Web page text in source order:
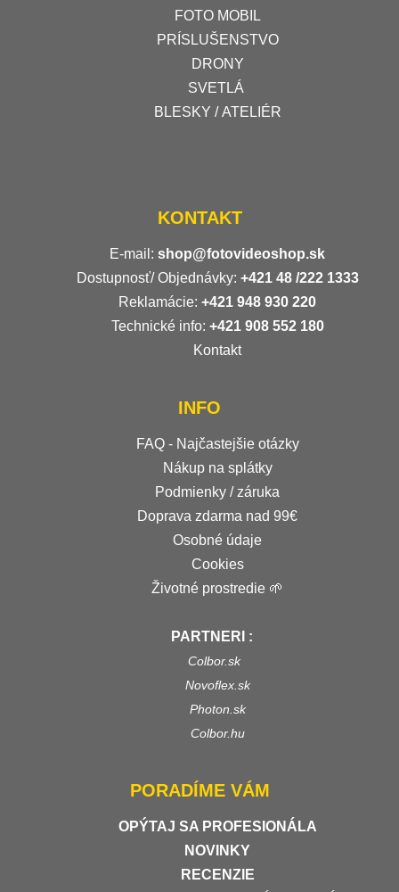
FOTO MOBIL
PRÍSLUŠENSTVO
DRONY
SVETLÁ
BLESKY / ATELIÉR
KONTAKT
E-mail: shop@fotovideoshop.sk
Dostupnosť/ Objednávky: +421 48 /222 1333
Reklamácie: +421 948 930 220
Technické info: +421 908 552 180
Kontakt
INFO
FAQ - Najčastejšie otázky
Nákup na splátky
Podmienky / záruka
Doprava zdarma nad 99€
Osobné údaje
Cookies
Životné prostredie 🌱
PARTNERI :
Colbor.sk
Novoflex.sk
Photon.sk
Colbor.hu
PORADÍME VÁM
OPÝTAJ SA PROFESIONÁLA
NOVINKY
RECENZIE